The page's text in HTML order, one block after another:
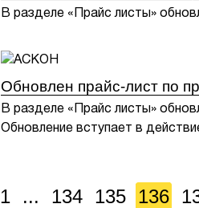
В разделе «Прайс листы»
Обновлен прайс-лист по
В разделе «Прайс листы»
Обновление вступает в
1 ... 134 135 136